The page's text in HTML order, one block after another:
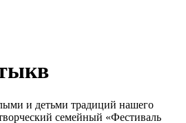
и детьми традиций нашего
семейный «Фестиваль